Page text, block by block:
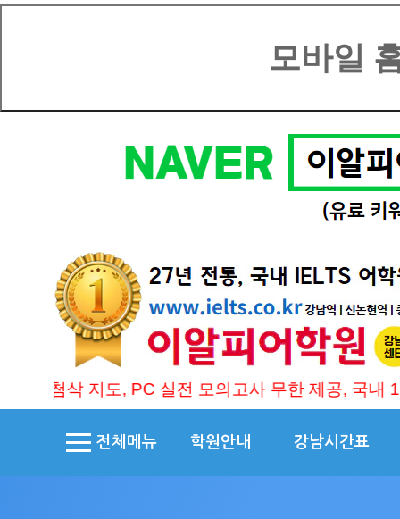
지도, PC 실전 모의고사 무한 제공, 국내 1위
전체메뉴 학원안내 강남시간표